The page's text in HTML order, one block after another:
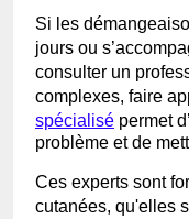
Si les
jours ou
consulter un
complexes, faire
spécialisé permet
problème et de
Ces experts sont
cutanées, qu'elles